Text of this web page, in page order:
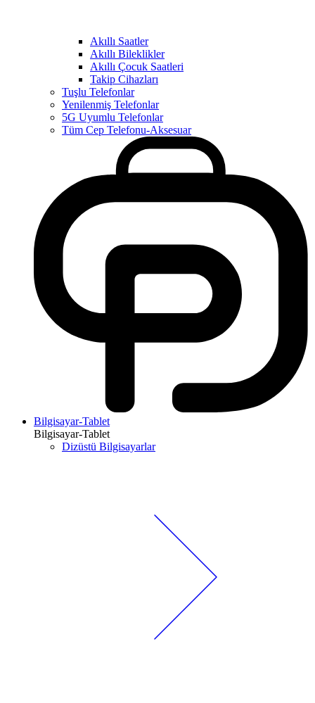
Akıllı Saatler
Akıllı Bileklikler
Akıllı Çocuk Saatleri
Takip Cihazları
Tuşlu Telefonlar
Yenilenmiş Telefonlar
5G Uyumlu Telefonlar
Tüm Cep Telefonu-Aksesuar
Bilgisayar-Tablet
Bilgisayar-Tablet
Dizüstü Bilgisayarlar